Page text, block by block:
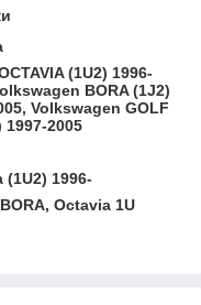
(1U2) 1996-
BORA (1J2)
Volkswagen GOLF
1997-2005
(1U2) 1996-
Octavia 1U